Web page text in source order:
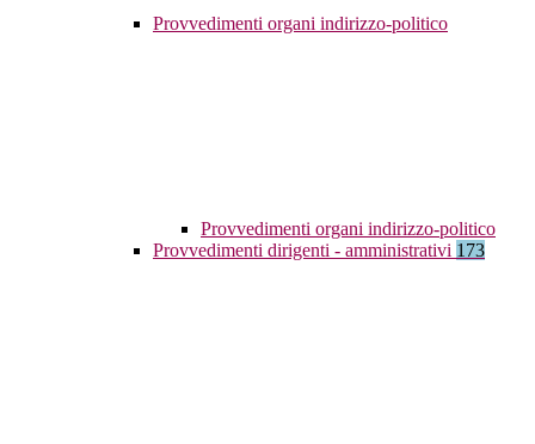
Provvedimenti organi indirizzo-politico
Provvedimenti organi indirizzo-politico
Provvedimenti dirigenti - amministrativi 173